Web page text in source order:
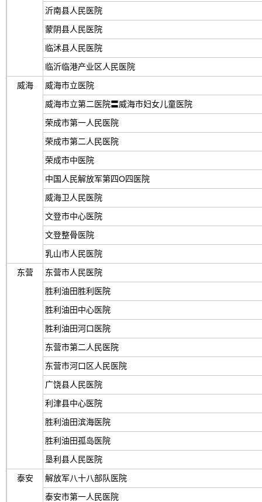
沂南县人民医院
蒙阴县人民医院
临沭县人民医院
临沂临港产业区人民医院
威海
威海市立医院
威海市立第二医院〓威海市妇女儿童医院
荣成市第一人民医院
荣成市第二人民医院
荣成市中医院
中国人民解放军第四O四医院
威海卫人民医院
文登市中心医院
文登整骨医院
乳山市人民医院
东营
东营市人民医院
胜利油田胜利医院
胜利油田中心医院
胜利油田河口医院
东营市第二人民医院
东营市河口区人民医院
广饶县人民医院
利津县中心医院
胜利油田滨海医院
胜利油田孤岛医院
垦利县人民医院
泰安
解放军八十八部队医院
泰安市第一人民医院